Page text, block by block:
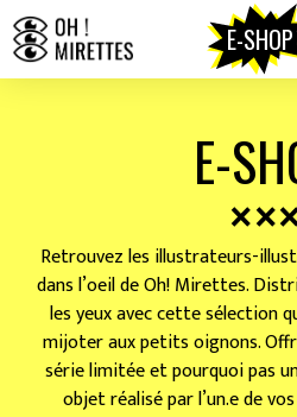
E-SHOP
E-
Retrouvez les illustrateurs-
dans l’oeil de Oh! Mirettes.
les yeux avec cette sélection
mijoter aux petits oignons.
série limitée et pourquoi pas
objet réalisé par l’un.e de